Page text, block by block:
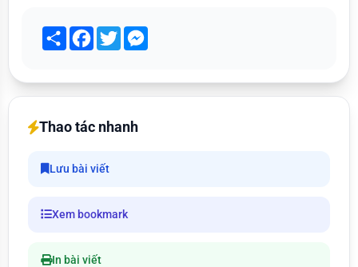
Share Facebook
Twitter
Thao tác nhanh
Lưu bài viết
Xem bookmark
In bài viết